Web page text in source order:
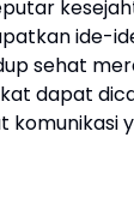
ide-
sehat
dapat
komunikasi